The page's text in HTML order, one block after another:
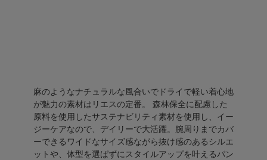
麻のようなナチュラルな風合いでドライで軽い着心地
が魅力の素材はリエスの定番。 森林保全に配慮した
原料を使用したサステナビリティ素材を使用し、イー
ジーケアなので、デイリーで大活躍。腕周りまでカバ
ーできるワイドなサイズ感ながら抜け感のあるシルエ
ットや、体型を選ばずにスタイルアップを叶えるパン